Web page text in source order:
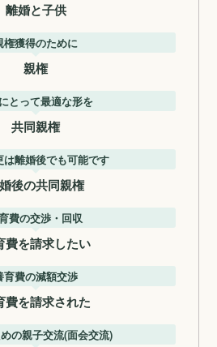
離婚と子供
権獲得のために
親権
とって最適な形を
共同親権
は離婚後でも可能です
後の共同親権
費の交渉・回収
費を請求したい
育費の減額交渉
費を請求された
の親子交流(面会交流)